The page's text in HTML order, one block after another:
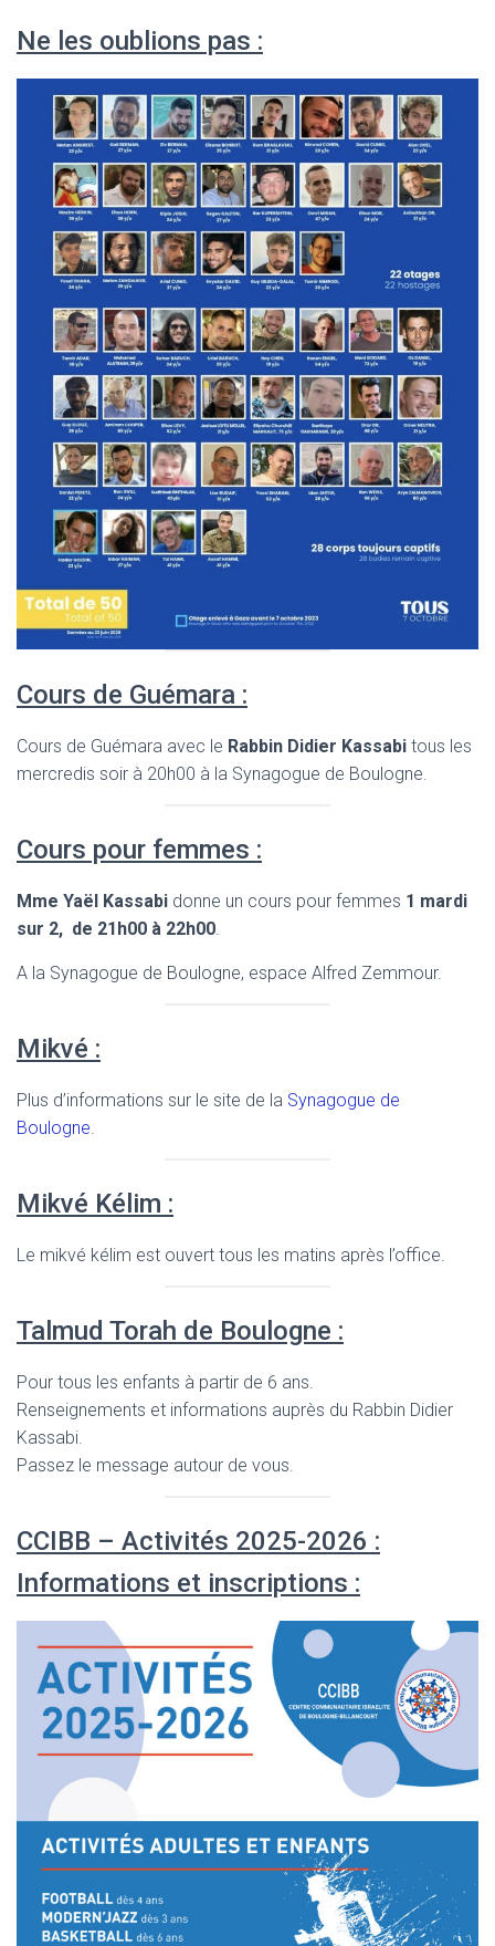
Ne les oublions pas :
Cours de Guémara :
Cours de Guémara avec le Rabbin Didier Kassabi tous les
mercredis soir à 20h00 à la Synagogue de Boulogne.
Cours pour femmes :
Mme Yaël Kassabi donne un cours pour femmes 1 mardi
sur 2, de 21h00 à 22h00
A la Synagogue de Boulogne, espace Alfred Zemmour.
Mikvé :
Plus d’informations sur le site de la Synagogue de
Boulogne
Mikvé Kélim :
Le mikvé kélim est ouvert tous les matins après l’office.
Talmud Torah de Boulogne :
Pour tous les enfants à partir de 6 ans.
Renseignements et informations auprès du Rabbin Didier
Kassabi.
Passez le message autour de vous.
CCIBB – Activités 2025-2026 :
Informations et inscriptions :